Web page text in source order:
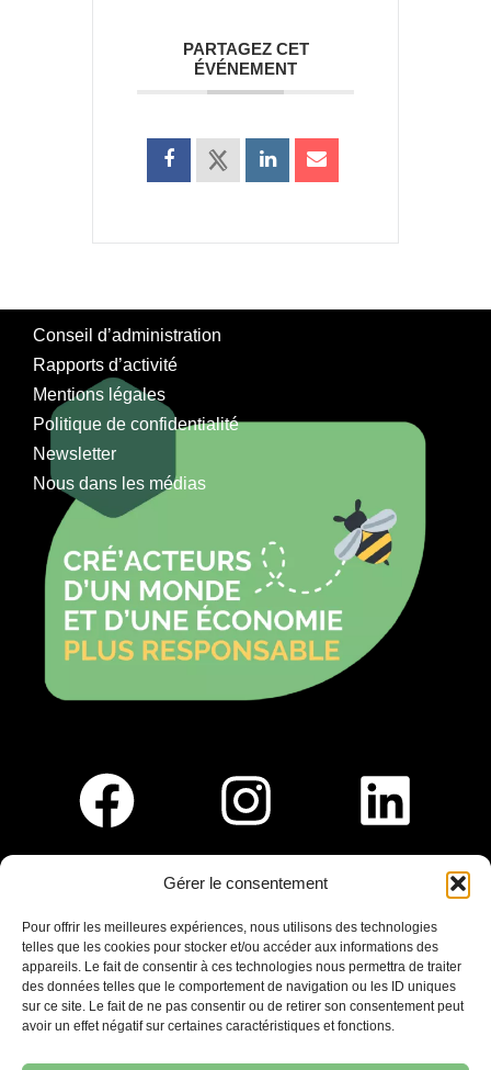
Gérer le consentement
Pour offrir les meilleures expériences, nous utilisons des technologies
telles que les cookies pour stocker et/ou accéder aux informations des
appareils. Le fait de consentir à ces technologies nous permettra de traiter
des données telles que le comportement de navigation ou les ID uniques
sur ce site. Le fait de ne pas consentir ou de retirer son consentement peut
avoir un effet négatif sur certaines caractéristiques et fonctions.
PARTAGEZ CET
ÉVÉNEMENT
Conseil d’administration
Rapports d’activité
Mentions légales
Politique de confidentialité
Newsletter
Nous dans les médias
Saint-Germain-En-Laye
Ligne R2-Nord
Tramway T13
20mins à pied du RER A